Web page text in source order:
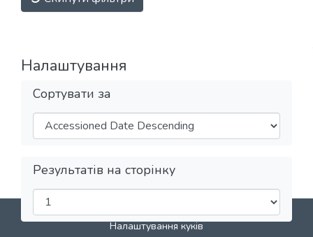
Налаштування
Сортувати за
Результатів на сторінку
DSpace software LYRASIS
Налаштування куків